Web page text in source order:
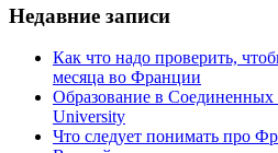
Недавние записи
Как что надо проверить,
месяца во Франции
Образование в Соединенных
University
Что следует понимать про